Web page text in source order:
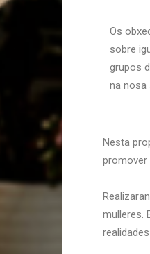
Os
sobre
grupos
na nosa
Nesta
promover
mulleres.